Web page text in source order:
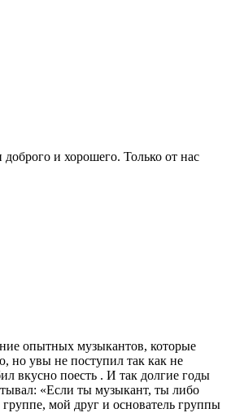
и хорошего. Только от нас
опытных музыкантов, которые
но увы не поступил так как не
вкусно поесть . И так долгие годы
«Если ты музыкант, ты либо
мой друг и основатель группы